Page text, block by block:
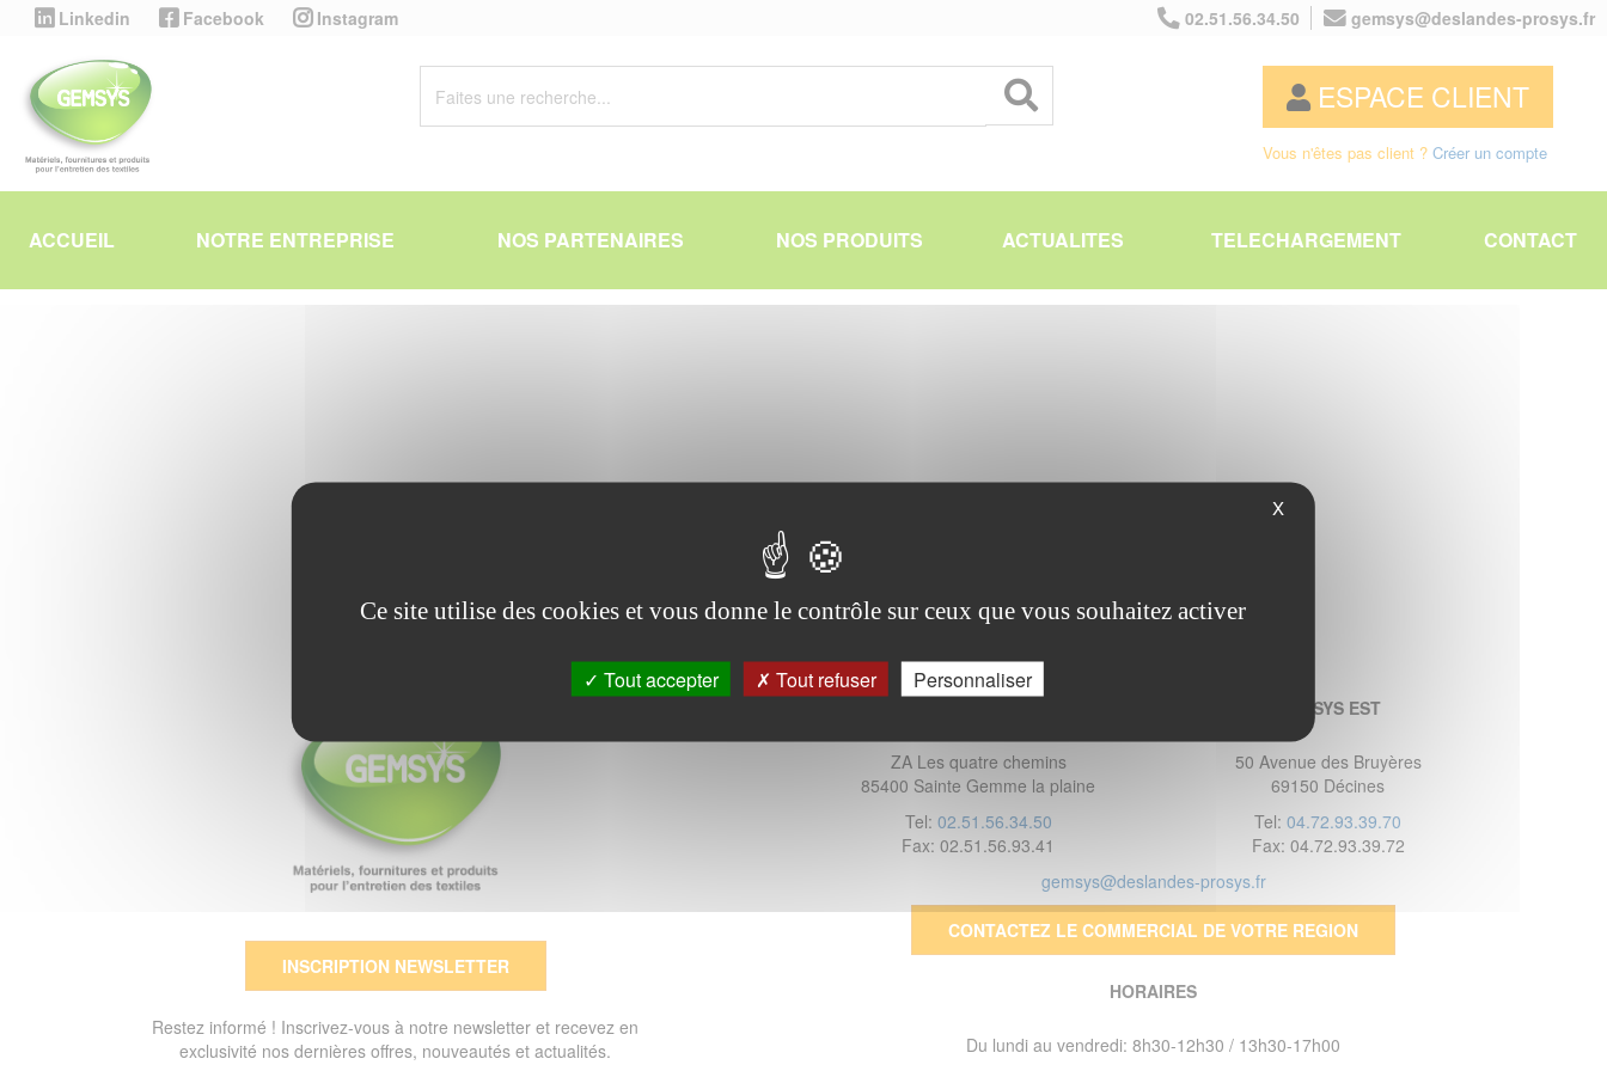
Linkedin Facebook Instagram 02.51.56.34.50 gemsys@deslandes-prosys.fr
ESPACE CLIENT
Vous n'êtes pas client ? Créer un compte
ACCUEIL NOTRE ENTREPRISE NOS PARTENAIRES NOS PRODUITS ACTUALITES TELECHARGEMENT CONTACT
INSCRIPTION NEWSLETTER
Restez informé ! Inscrivez-vous à notre newsletter et recevez en
exclusivité nos dernières offres, nouveautés et actualités.
ZA Les quatre chemins
85400 Sainte Gemme la plaine
Tel: 02.51.56.34.50
Fax: 02.51.56.93.41
GEMSYS EST
50 Avenue des Bruyères
69150 Décines
Tel:04.72.93.39.70
Fax: 04.72.93.39.72
gemsys@deslandes-prosys.fr
CONTACTEZ LE COMMERCIAL DE VOTRE REGION
HORAIRES
Du lundi au vendredi: 8h30-12h30 / 13h30-17h00
Panneau de gestion des cookies
X
Ce site utilise des cookies et vous donne le contrôle sur ceux que vous souhaitez activer
Tout accepter Tout refuser Personnaliser